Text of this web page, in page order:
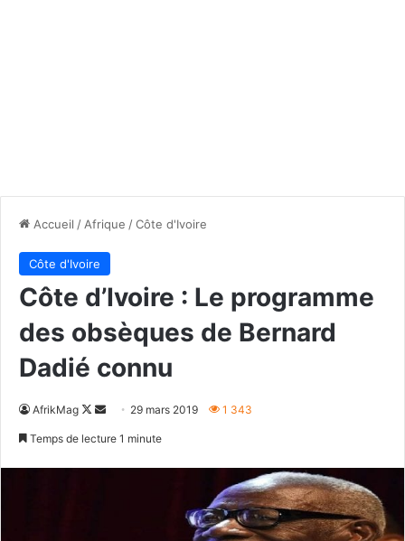
Accueil / Afrique /Côte d'Ivoire
Côte d'Ivoire
Côte d’Ivoire : Le programme
des obsèques de Bernard
Dadié connu
AfrikMag
Follow
Envoyer29 mars 2019 1 343
Temps de lecture 1 minute